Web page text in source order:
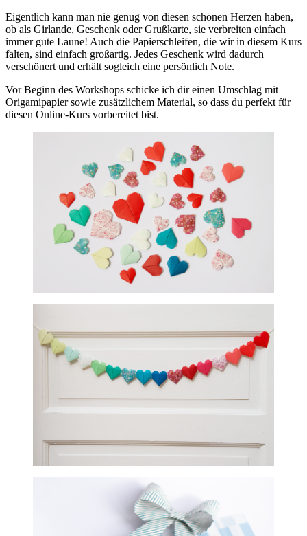
Eigentlich kann man nie genug von diesen schönen Herzen haben,
ob als Girlande, Geschenk oder Grußkarte, sie verbreiten einfach
immer gute Laune! Auch die Papierschleifen, die wir in diesem Kurs
falten, sind einfach großartig. Jedes Geschenk wird dadurch
verschönert und erhält sogleich eine persönlich Note.
Vor Beginn des Workshops schicke ich dir einen Umschlag mit
Origamipapier sowie zusätzlichem Material, so dass du perfekt für
diesen Online-Kurs vorbereitet bist.